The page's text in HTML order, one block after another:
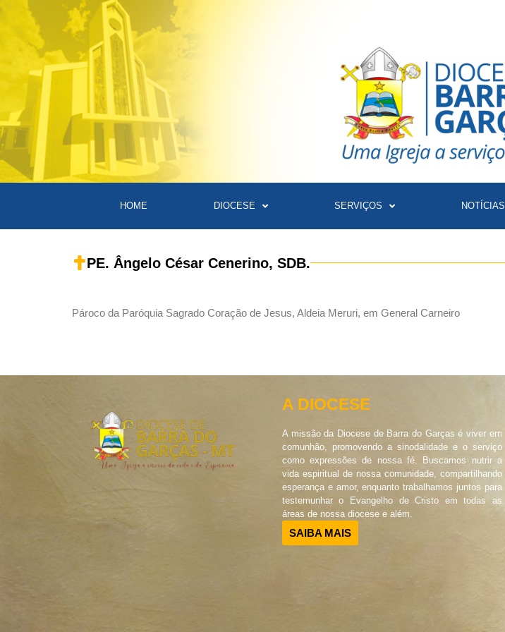
HOME DIOCESE SERVIÇOS NOTÍCIAS
PE. Ângelo César Cenerino, SDB.
Pároco da Paróquia Sagrado Coração de Jesus, Aldeia Meruri, em General Carneiro
A DIOCESE
A missão da Diocese de Barra do Garças é viver em
comunhão, promovendo a sinodalidade e o serviço
como expressões de nossa fé. Buscamos nutrir a
vida espiritual de nossa comunidade, compartilhando
esperança e amor, enquanto trabalhamos juntos para
testemunhar o Evangelho de Cristo em todas as
áreas de nossa diocese e além.
SAIBA MAIS